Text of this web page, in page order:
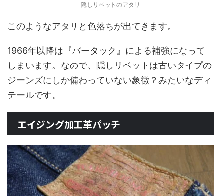
隠しリベットのアタリ
このようなアタリと色落ちが出てきます。
1966年以降は『バータック』による補強になって
しまいます。なので、隠しリベットは古いタイプの
ジーンズにしか備わっていない象徴？みたいなディ
テールです。
エイジング加工革パッチ